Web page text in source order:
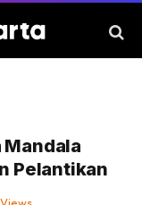
Mandala
Pelantikan